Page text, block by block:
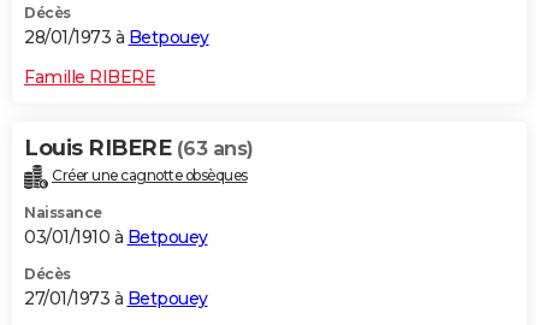
Décès
28/01/1973 à Betpouey
Famille RIBERE
Louis RIBERE (63 ans)
Créer une cagnotte obsèques
Naissance
03/01/1910 à Betpouey
Décès
27/01/1973 à Betpouey